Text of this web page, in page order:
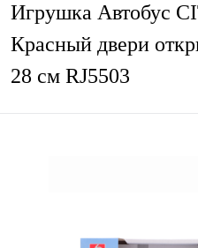
Игрушка Автобус
Красный двери
28 см RJ5503